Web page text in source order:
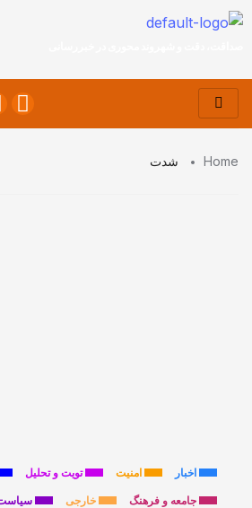
Home شدت
اخبار امنیت تویت و تحلیل
جامعه و فرهنگ خارجی سیاست